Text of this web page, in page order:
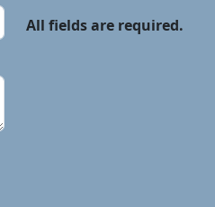
All fields are required.